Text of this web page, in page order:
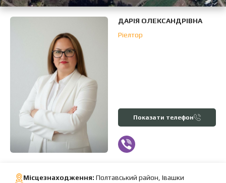
ДАРІЯ ОЛЕКСАНДРІВНА
Ріелтор
Показати телефон
Місцезнаходження: Полтавський район, Івашки